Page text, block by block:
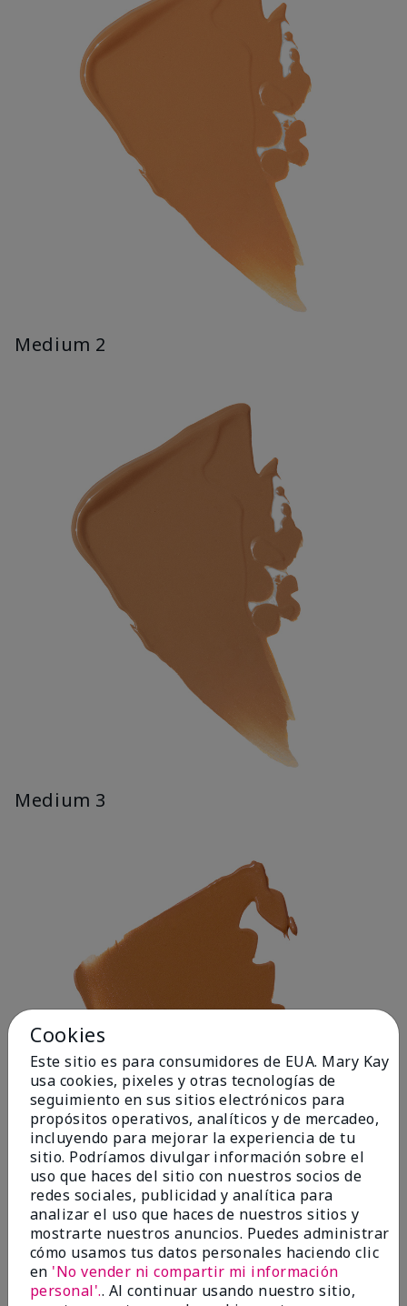
Medium 2
Medium 3
Deep 1
Cookies
Este sitio es para consumidores de EUA. Mary Kay
usa cookies, pixeles y otras tecnologías de
seguimiento en sus sitios electrónicos para
propósitos operativos, analíticos y de mercadeo,
incluyendo para mejorar la experiencia de tu
sitio. Podríamos divulgar información sobre el
uso que haces del sitio con nuestros socios de
redes sociales, publicidad y analítica para
analizar el uso que haces de nuestros sitios y
mostrarte nuestros anuncios. Puedes administrar
cómo usamos tus datos personales haciendo clic
en 'No vender ni compartir mi información
personal'.. Al continuar usando nuestro sitio,